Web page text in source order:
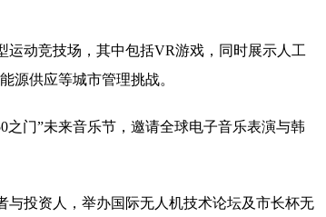
运动竞技场，其中包括VR游戏，同时展示人工
源供应等城市管理挑战。
之门”未来音乐节，邀请全球电子音乐表演与韩
与投资人，举办国际无人机技术论坛及市长杯无